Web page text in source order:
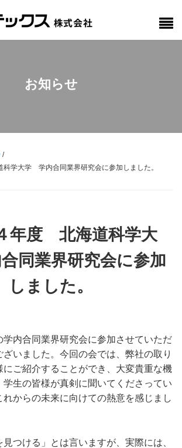
お知らせ
/
学大学 学内合同業界研究会に参加しました。
年度 北海道科学大
同業界研究会に参加
しました。
学内合同業界研究会に参加させていただ
ざいました。今回の会では、弊社の取り
にご紹介することができ、大変貴重な機
学生の皆様が真剣に聞いてくださってい
れからの未来に向けての熱意を感じまし
見つける」とは言いますが、実際には、